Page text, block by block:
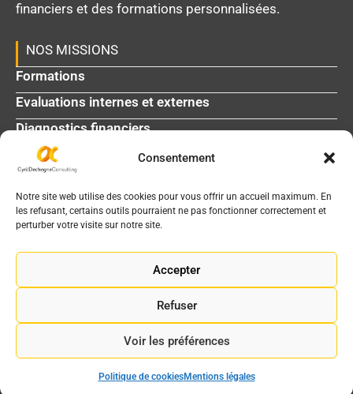
Consentement
Notre site web utilise des cookies pour vous offrir un accueil maximum. En
les refusant, certains outils pourraient ne pas fonctionner correctement et
perturber votre visite sur notre site.
Accepter
Refuser
Voir les préférences
Politique de cookiesMentions légales
financiers et des formations personnalisées.
NOS MISSIONS
Formations
Evaluations internes et externes
Diagnostics financiers
L'agenda médico-social
La bibliothèque
2 chemin de Garric - 31200 Toulouse
info@cyrildechegne.fr
Mentions légales
Site réalisé par